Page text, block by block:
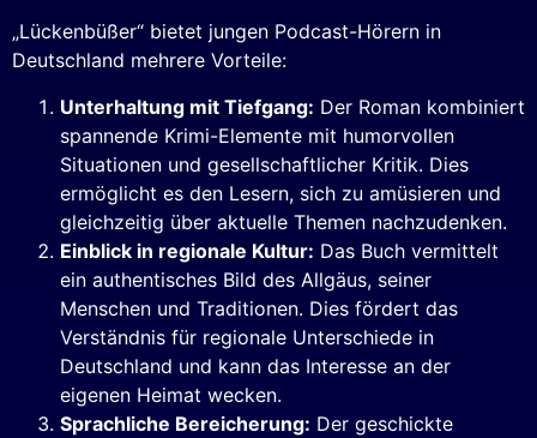
„Lückenbüßer“ bietet jungen Podcast-Hörern in
Deutschland mehrere Vorteile:
Unterhaltung mit Tiefgang: Der Roman kombiniert
spannende Krimi-Elemente mit humorvollen
Situationen und gesellschaftlicher Kritik. Dies
ermöglicht es den Lesern, sich zu amüsieren und
gleichzeitig über aktuelle Themen nachzudenken.
Einblick in regionale Kultur: Das Buch vermittelt
ein authentisches Bild des Allgäus, seiner
Menschen und Traditionen. Dies fördert das
Verständnis für regionale Unterschiede in
Deutschland und kann das Interesse an der
eigenen Heimat wecken.
Sprachliche Bereicherung: Der geschickte